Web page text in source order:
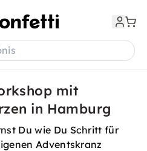
mit
in Hamburg
Du wie Du Schritt für
Adventskranz